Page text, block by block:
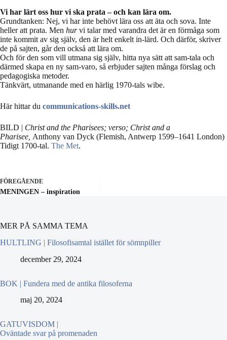
Vi har lärt oss hur vi ska prata – och kan lära om.
Grundtanken: Nej, vi har inte behövt lära oss att äta och sova. Inte
heller att prata. Men hurvi talar med varandra det är en förmåga som
inte kommit av sig själv, den är helt enkelt in-lärd. Och därför, skriver
de på sajten, går den också att lära om.
Och för den som vill utmana sig själv, hitta nya sätt att sam-tala och
därmed skapa en ny sam-varo, så erbjuder sajten många förslag och
pedagogiska metoder.
Tänkvärt, utmanande med en härlig 1970-tals wibe.
Här hittar du communications-skills.net
BILD | Christ and the Pharisees; verso; Christ and a
Pharisee, Anthony van Dyck (Flemish, Antwerp 1599–1641 London)
Tidigt 1700-tal. The Met.
FÖREGÅENDE
MENINGEN – inspiration
MER PÅ SAMMA TEMA
HULTLING | Filosofisamtal istället för sömnpiller
december 29, 2024
BOK | Fundera med de antika filosoferna
maj 20, 2024
GATUVISDOM |
Oväntade svar på promenaden